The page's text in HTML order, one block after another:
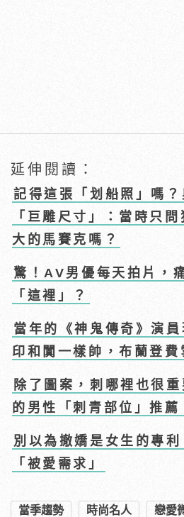
延伸閱讀：
記得這張「划船照」嗎
「巨雕尺寸」：當時只
大的馬賽克嗎？
驚！AV男優每天拍片，
「這裡」？
當年的《神鬼傳奇》演員
印和闐一樣帥，布蘭登費
除了圖案，刺哪裡也很
的男性「刺青部位」推薦
別以為撤嬌是女生的專
「被愛需求」
當季趨勢 時尚名人 戀愛